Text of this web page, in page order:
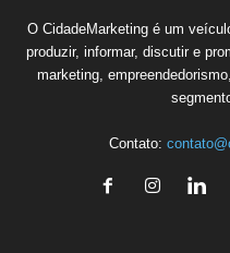
O CidadeMarketing é um
produzir, informar, discutir e
marketing,
Contato: